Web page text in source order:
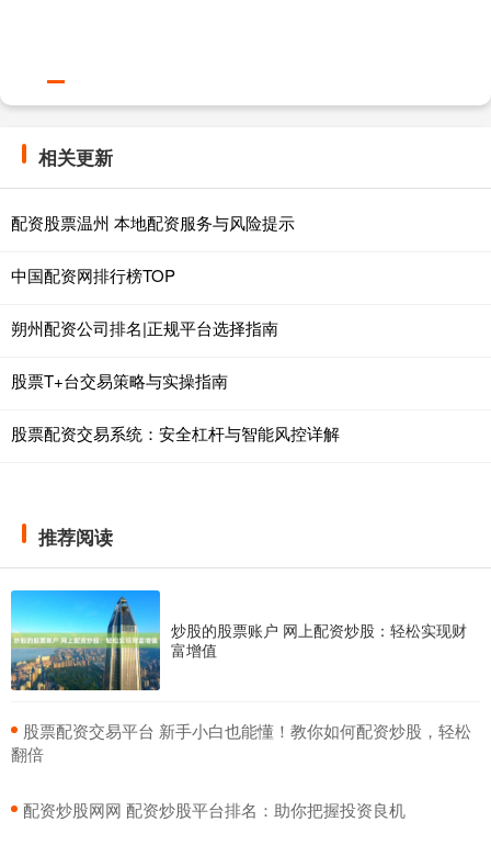
相关更新
配资股票温州 本地配资服务与风险提示
中国配资网排行榜TOP
朔州配资公司排名|正规平台选择指南
股票T+台交易策略与实操指南
股票配资交易系统：安全杠杆与智能风控详解
推荐阅读
炒股的股票账户 网上配资炒股：轻松实现财
富增值
​股票配资交易平台 新手小白也能懂！教你如何配资炒股，轻松
翻倍
​配资炒股网网 配资炒股平台排名：助你把握投资良机